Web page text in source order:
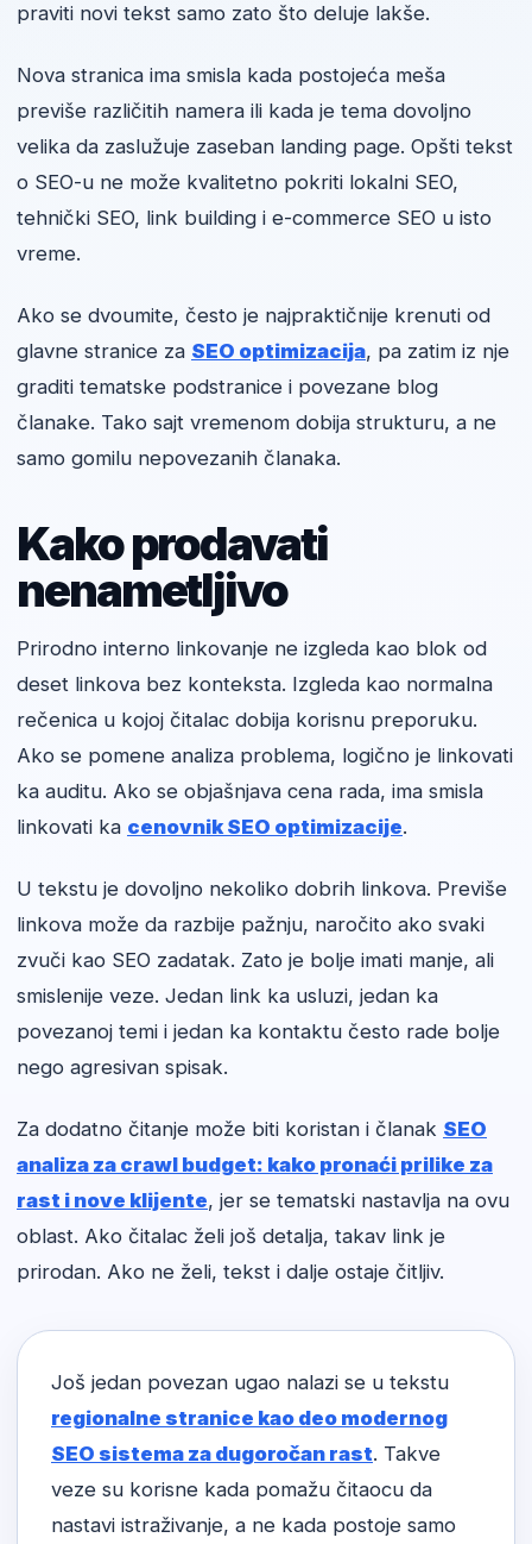
praviti novi tekst samo zato što deluje lakše.
Nova stranica ima smisla kada postojeća meša
previše različitih namera ili kada je tema dovoljno
velika da zaslužuje zaseban landing page. Opšti tekst
o SEO-u ne može kvalitetno pokriti lokalni SEO,
tehnički SEO, link building i e-commerce SEO u isto
vreme.
Ako se dvoumite, često je najpraktičnije krenuti od
glavne stranice za SEO optimizacija, pa zatim iz nje
graditi tematske podstranice i povezane blog
članake. Tako sajt vremenom dobija strukturu, a ne
samo gomilu nepovezanih članaka.
Kako prodavati
nenametljivo
Prirodno interno linkovanje ne izgleda kao blok od
deset linkova bez konteksta. Izgleda kao normalna
rečenica u kojoj čitalac dobija korisnu preporuku.
Ako se pomene analiza problema, logično je linkovati
ka auditu. Ako se objašnjava cena rada, ima smisla
linkovati ka cenovnik SEO optimizacije.
U tekstu je dovoljno nekoliko dobrih linkova. Previše
linkova može da razbije pažnju, naročito ako svaki
zvuči kao SEO zadatak. Zato je bolje imati manje, ali
smislenije veze. Jedan link ka usluzi, jedan ka
povezanoj temi i jedan ka kontaktu često rade bolje
nego agresivan spisak.
Za dodatno čitanje može biti koristan i članak SEO
analiza za crawl budget: kako pronaći prilike za
rast i nove klijente, jer se tematski nastavlja na ovu
oblast. Ako čitalac želi još detalja, takav link je
prirodan. Ako ne želi, tekst i dalje ostaje čitljiv.
Još jedan povezan ugao nalazi se u tekstu
regionalne stranice kao deo modernog
SEO sistema za dugoročan rast. Takve
veze su korisne kada pomažu čitaocu da
nastavi istraživanje, a ne kada postoje samo